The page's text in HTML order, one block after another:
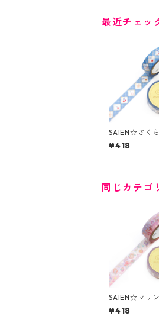
最近チェッ
SAIEN☆さく
UR-3302☆金
スキングテープ
¥418
同じカテゴ
SAIEN☆マリ
ピア☆UR-
箔☆マスキン
¥418